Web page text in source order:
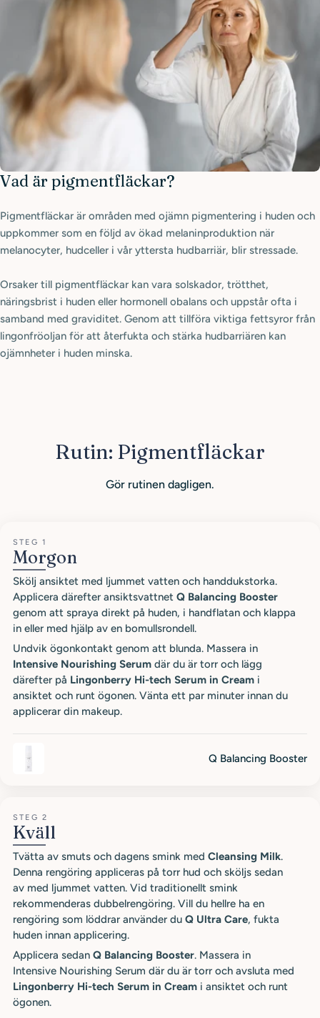
Vad är pigmentfläckar?
Pigmentfläckar är områden med ojämn pigmentering i huden och
uppkommer som en följd av ökad melaninproduktion när
melanocyter, hudceller i vår yttersta hudbarriär, blir stressade.
Orsaker till pigmentfläckar kan vara solskador, trötthet,
näringsbrist i huden eller hormonell obalans och uppstår ofta i
samband med graviditet. Genom att tillföra viktiga fettsyror från
lingonfröoljan för att återfukta och stärka hudbarriären kan
ojämnheter i huden minska.
Rutin: Pigmentfläckar
Gör rutinen dagligen.
STEG 1
Morgon
Skölj ansiktet med ljummet vatten och handdukstorka.
Applicera därefter ansiktsvattnet Q Balancing Booster
genom att spraya direkt på huden, i handflatan och klappa
in eller med hjälp av en bomullsrondell.
Undvik ögonkontakt genom att blunda. Massera in
Intensive Nourishing Serum där du är torr och lägg
därefter på Lingonberry Hi-tech Serum in Cream i
ansiktet och runt ögonen. Vänta ett par minuter innan du
applicerar din makeup.
Q Balancing Booster
STEG 2
Kväll
Tvätta av smuts och dagens smink med Cleansing Milk.
Denna rengöring appliceras på torr hud och sköljs sedan
av med ljummet vatten. Vid traditionellt smink
rekommenderas dubbelrengöring. Vill du hellre ha en
rengöring som löddrar använder du Q Ultra Care, fukta
huden innan applicering.
Applicera sedan Q Balancing Booster. Massera in
Intensive Nourishing Serum där du är torr och avsluta med
Lingonberry Hi-tech Serum in Cream i ansiktet och runt
ögonen.